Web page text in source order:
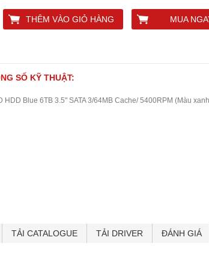
THÊM VÀO GIỎ HÀNG MUA
SỐ KỸ THUẬT:
HDD Blue 6TB 3.5" SATA 3/64MB Cache/ 5400RPM (Màu
TẢI CATALOGUE TẢI DRIVER ĐÁNH GIÁ